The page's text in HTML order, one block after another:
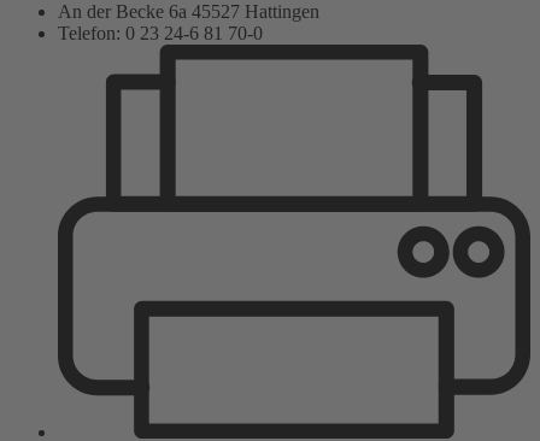
An der Becke 6a 45527 Hattingen
Telefon: 0 23 24-6 81 70-0